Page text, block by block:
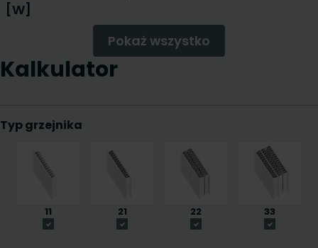
[W]
Pokaż wszystko
Kalkulator